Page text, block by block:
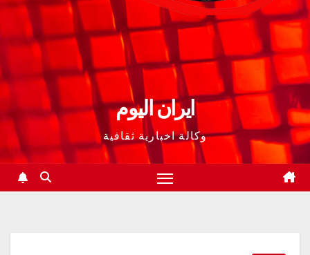
ايران اليوم
وكالة اخبارية ثقافية